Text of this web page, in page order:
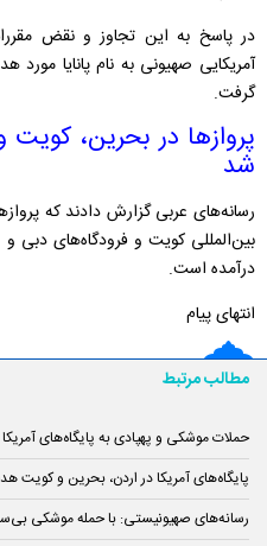
در پاسخ به این تجاوز و نقض
آمریکایی صهیونی به نام پانایا
گرفت.️
پروازها در بحرین، کویت
شد
رسانه‌های عربی گزارش دادند که
بین‌المللی کویت و فرودگاه‌های دبی و
درآمده است.
انتهای پیام
مطالب مرتبط
حملات موشکی و پهپادی به پایگاه‌های
پایگاه‌های آمریکا در اردن، بحرین و کویت
رسانه‌های صهیونیستی: با حمله موشکی